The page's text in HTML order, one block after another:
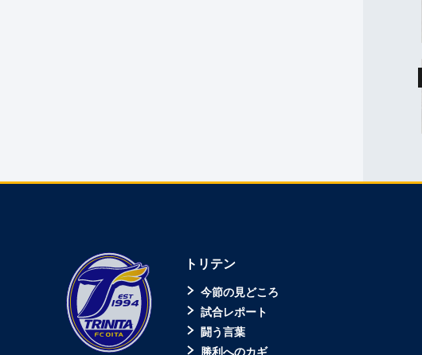
トリテン
今節の見どころ
試合レポート
闘う言葉
勝利へのカギ